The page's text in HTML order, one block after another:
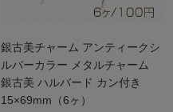
銀古美チャーム アンティークシ
ルバーカラー メタルチャーム
銀古美 ハルバード カン付き
15×69mm（6ヶ）